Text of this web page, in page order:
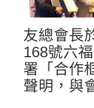
友總會長
168號六
署「合作
聲明，與